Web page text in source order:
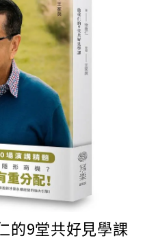
的9堂共好見學課